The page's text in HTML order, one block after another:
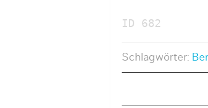
ID 682
Schlagwörter: